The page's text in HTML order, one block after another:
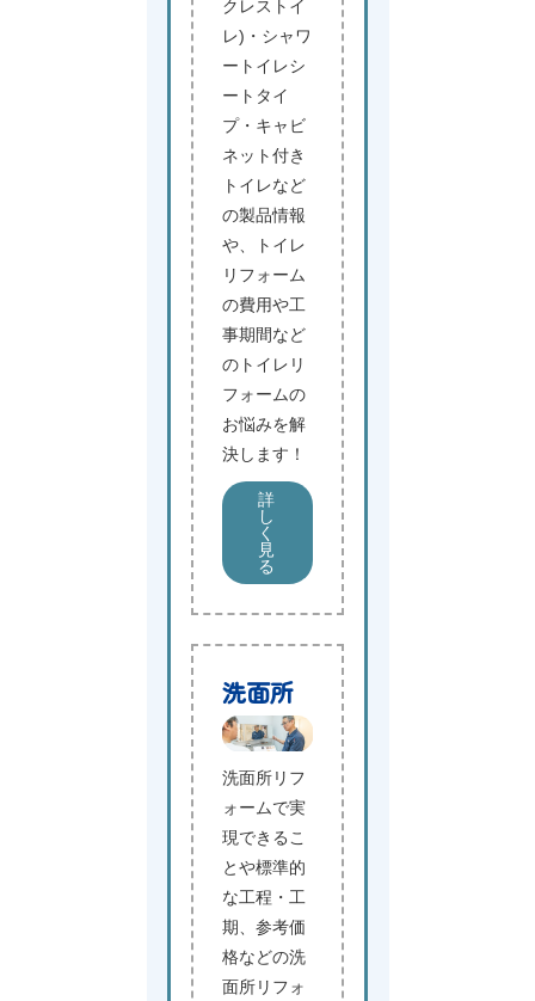
クレストイ
レ)・シャワ
ートイレシ
ートタイ
プ・キャビ
ネット付き
トイレなど
の製品情報
や、トイレ
リフォーム
の費用や工
事期間など
のトイレリ
フォームの
お悩みを解
決します！
詳
し
く
見
る
洗面所
洗面所リフ
ォームで実
現できるこ
とや標準的
な工程・工
期、参考価
格などの洗
面所リフォ